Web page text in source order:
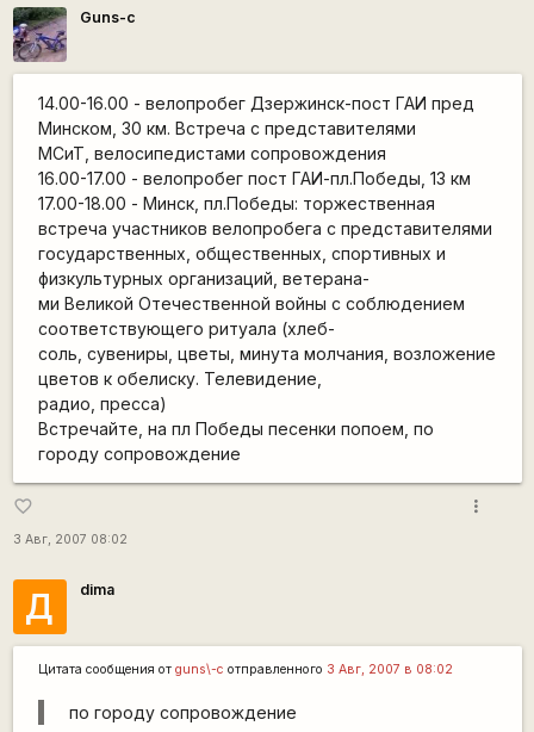
Guns-c
14.00-16.00 - велопробег Дзержинск-пост ГАИ пред
Минском, 30 км. Встреча с представителями
МСиТ, велосипедистами сопровождения
16.00-17.00 - велопробег пост ГАИ-пл.Победы, 13 км
17.00-18.00 - Минск, пл.Победы: торжественная
встреча участников велопробега с представителями
государственных, общественных, спортивных и
физкультурных организаций, ветерана-
ми Великой Отечественной войны с соблюдением
соответствующего ритуала (хлеб-
соль, сувениры, цветы, минута молчания, возложение
цветов к обелиску. Телевидение,
радио, пресса)
Встречайте, на пл Победы песенки попоем, по
городу сопровождение
favorite_border
3 Авг, 2007 08:02
more_vert
Д dima
Цитата сообщения от guns\-c отправленного 3 Авг, 2007 в 08:02
по городу сопровождение